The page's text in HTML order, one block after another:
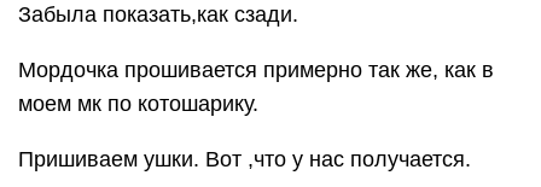
Забыла показать,как сзади.
Мордочка прошивается примерно так же, как в
моем мк по котошарику.
Пришиваем ушки. Вот ,что у нас получается.